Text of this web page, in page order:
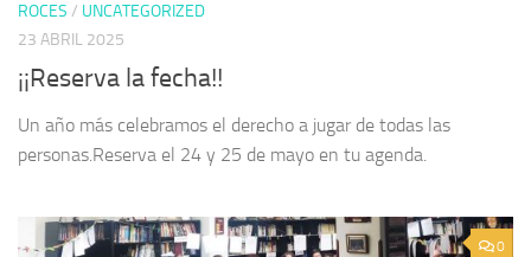
ROCES / UNCATEGORIZED
23 ABRIL 2025
¡¡Reserva la fecha!!
Un año más celebramos el derecho a jugar de todas las
personas.Reserva el 24 y 25 de mayo en tu agenda.
0